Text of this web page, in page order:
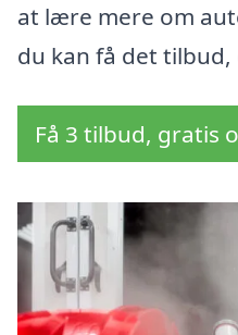
at lære mere om
du kan få det tilbud,
Få 3 tilbud, gratis